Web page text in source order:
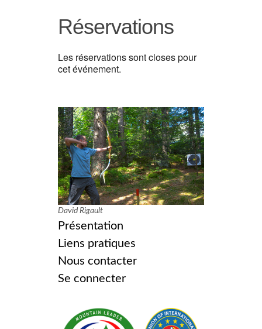
Réservations
Les réservations sont closes pour
cet événement.
David Rigault
Présentation
Liens pratiques
Nous contacter
Se connecter